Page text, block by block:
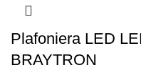
Plafoniera LED
BRAYTRON